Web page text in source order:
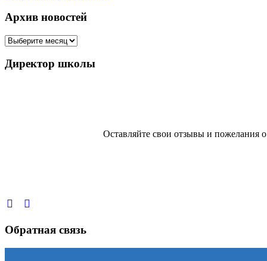
Архив новостей
Директор школы
Оставляйте свои отзывы и пожелания о
Обратная связь